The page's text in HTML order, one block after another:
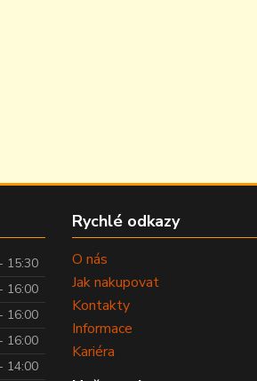
15:30
16:00
16:00
16:00
14:00
Rychlé odkazy
O nás
Jak nakupovat
Kontakty
Informace
Kariéra